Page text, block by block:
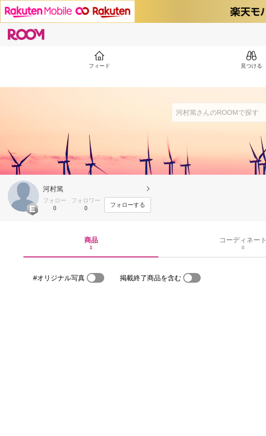
フィード 見つける
河村篤
フォロー
0
フォロワー
0
フォローする
商品
1
コーディネート
0
#オリジナル写真 掲載終了商品を含む